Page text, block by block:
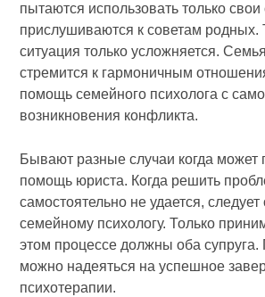
пытаются использовать только
прислушиваются к советам родных.
ситуация только усложняется.
стремится к гармоничным
помощь семейного психолога с
возникновения конфликта.
Бывают разные случаи когда может
помощь юриста. Когда решить
самостоятельно не удается, следует
семейному психологу. Только
этом процессе должны оба супруга.
можно надеяться на успешное
психотерапии.